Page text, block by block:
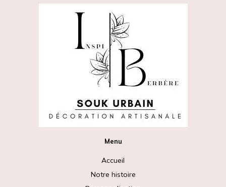
Menu
Accueil
Notre histoire